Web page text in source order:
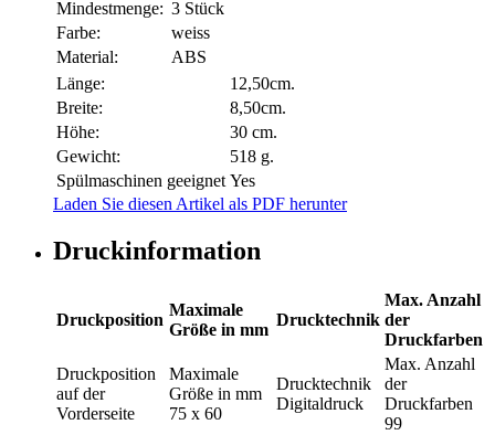
Mindestmenge: 3 Stück
Farbe:
weiss
Material:
ABS
Länge:
12,50cm.
Breite:
8,50cm.
Höhe:
30 cm.
Gewicht:
518 g.
Spülmaschinen geeignet Yes
Laden Sie diesen Artikel als PDF herunter
Druckinformation
Druckposition
Maximale
Größe in mm
Drucktechnik
Max. Anzahl
der
Druckfarben
Druckposition
auf der
Vorderseite
Maximale
Größe in mm
75 x 60
Drucktechnik
Digitaldruck
Max. Anzahl
der
Druckfarben
99